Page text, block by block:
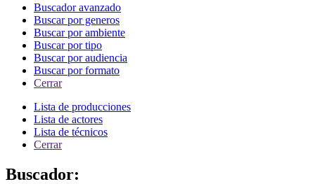
Buscador avanzado
Buscar por generos
Buscar por ambiente
Buscar por tipo
Buscar por audiencia
Buscar por formato
Cerrar
Lista de producciones
Lista de actores
Lista de técnicos
Cerrar
Buscador: